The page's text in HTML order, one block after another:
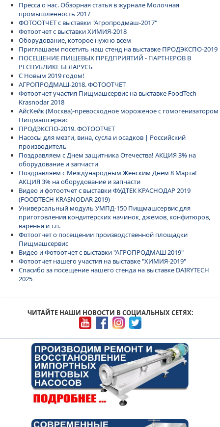
Пресса о нас. Обзорная статья в журнале Молочная
промышленность 2017
ФОТООТЧЕТ с выставки "Агропродмаш-2017"
Фотоотчет с выставки ХИМИЯ-2018
Оборудование, которое нужно всем
Приглашаем посетить наш стенд на выставке ПРОДЭКСПО-2019
ПОСЕЩЕНИЕ ПИЩЕВЫХ ПРЕДПРИЯТИЙ - ПАРТНЕРОВ В
РЕСПУБЛИКЕ БЕЛАРУСЬ
С Новым 2019 годом!
АГРОПРОДМАШ-2018. ФОТООТЧЕТ
Фотоотчет участия Пищмашсервис на выставке FoodTech
Krasnodar 2018
АйсКейк (Москва)-превосходное мороженое с гомогенизатором
Пищмашсервис
ПРОДЭКСПО-2019. ФОТООТЧЕТ
Насосы для мезги, вина, сусла и осадков | Российский
производитель
Поздравляем с Днем защитника Отечества! АКЦИЯ 3% на
оборудование и запчасти
Поздравляем с Международным Женским Днем 8 Марта!
АКЦИЯ 3% на оборудование и запчасти
Видео и фотоотчет с выставки ФУДТЕК КРАСНОДАР 2019
(FOODTECH KRASNODAR 2019)
Универсальный модуль УМПД-150 Пищмашсервис для
приготовления кондитерских начинок, джемов, конфитюров,
варенья и т.п.
Фотоотчет о посещении производственной площадки
Пищмашсервис
Видео и Фотоотчет с выставки "АГРОПРОДМАШ 2019"
Фотоотчет нашего участия на выставке "ХИМИЯ-2019"
Спасибо за посещение нашего стенда на выставке DAIRYTECH
2025
ЧИТАЙТЕ НАШИ НОВОСТИ В СОЦИАЛЬНЫХ СЕТЯХ: